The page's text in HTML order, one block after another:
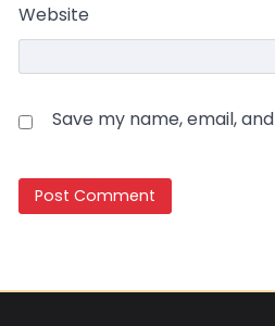
Website
Save my name, email,